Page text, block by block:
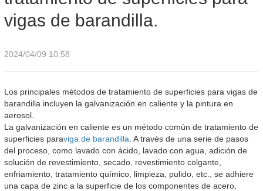
vigas de barandilla.
2024/04/09 10:58
Los principales métodos de tratamiento de superficies para vigas de
barandilla incluyen la galvanización en caliente y la pintura en
aerosol.
La galvanización en caliente es un método común de tratamiento de
superficies paraviga de barandilla . A través de una serie de pasos
del proceso, como lavado con ácido, lavado con agua, adición de
solución de revestimiento, secado, revestimiento colgante,
enfriamiento, tratamiento químico, limpieza, pulido, etc., se adhiere
una capa de zinc a la superficie de los componentes de acero,